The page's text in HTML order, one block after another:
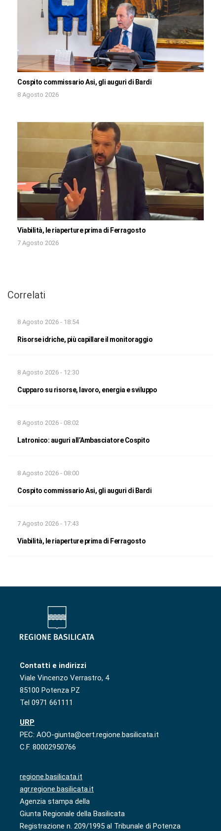
Cospito commissario Asi, gli auguri di Bardi
8 Agosto 2026
Viabilità, le riaperture prima di Ferragosto
7 Agosto 2026
Correlati
8 Agosto 2026 - 18:54
Risorse idriche, più capillare il monitoraggio
8 Agosto 2026 - 12:30
Cupparo su risorse, lavoro, energia e sviluppo
8 Agosto 2026 - 08:02
Latronico: auguri all’Ambasciatore Cospito
8 Agosto 2026 - 08:00
Cospito commissario Asi, gli auguri di Bardi
7 Agosto 2026 - 17:43
Viabilità, le riaperture prima di Ferragosto
Contatti e indirizzi
Viale Vincenzo Verrastro, 4
85100 Potenza PZ
Tel 0971 661111
URP
PEC: AOO-giunta@cert.regione.basilicata.it
C.F. 80002950766
regione.basilicata.it
agr.regione.basilicata.it
Agenzia stampa della
Giunta Regionale della Basilicata
Registrazione n. 209/1995 al Tribunale di Potenza